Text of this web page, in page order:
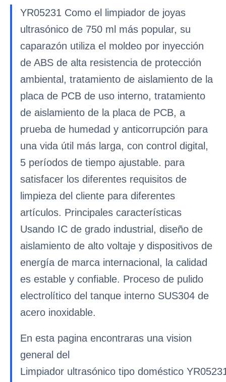
YR05231 Como el limpiador de joyas
ultrasónico de 750 ml más popular, su
caparazón utiliza el moldeo por inyección
de ABS de alta resistencia de protección
ambiental, tratamiento de aislamiento de la
placa de PCB de uso interno, tratamiento
de aislamiento de la placa de PCB, a
prueba de humedad y anticorrupción para
una vida útil más larga, con control digital,
5 períodos de tiempo ajustable. para
satisfacer los diferentes requisitos de
limpieza del cliente para diferentes
artículos. Principales características
Usando IC de grado industrial, diseño de
aislamiento de alto voltaje y dispositivos de
energía de marca internacional, la calidad
es estable y confiable. Proceso de pulido
electrolítico del tanque interno SUS304 de
acero inoxidable.
En esta pagina encontraras una vision
general del
Limpiador ultrasónico tipo doméstico